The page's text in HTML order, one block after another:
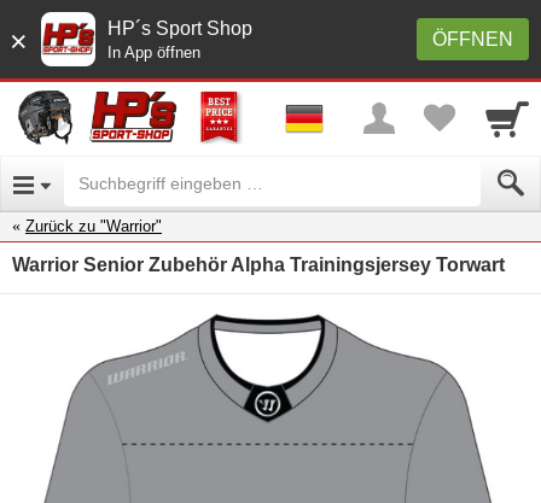
× ÖFFNEN
HP´s Sport Shop
In App öffnen
Zurück zu "Warrior"
Warrior Senior Zubehör Alpha Trainingsjersey Torwart